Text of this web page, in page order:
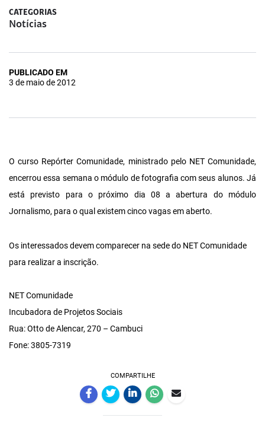
CATEGORIAS
Notícias
PUBLICADO EM
3 de maio de 2012
O curso Repórter Comunidade, ministrado pelo NET Comunidade,
encerrou essa semana o módulo de fotografia com seus alunos. Já
está previsto para o próximo dia 08 a abertura do módulo
Jornalismo, para o qual existem cinco vagas em aberto.
Os interessados devem comparecer na sede do NET Comunidade
para realizar a inscrição.
NET Comunidade
Incubadora de Projetos Sociais
Rua: Otto de Alencar, 270 – Cambuci
Fone: 3805-7319
COMPARTILHE